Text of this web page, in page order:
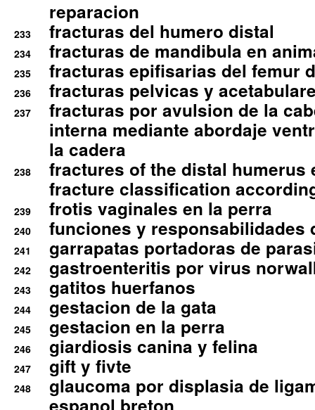
reparacion
233 fracturas del humero distal
234 fracturas de mandibula en
235 fracturas epifisarias del femur
236 fracturas pelvicas y
237
fracturas por avulsion de la
interna mediante abordaje
la cadera
238
fractures of the distal humerus
fracture classification
239 frotis vaginales en la perra
240 funciones y responsabilidades
241 garrapatas portadoras de
242 gastroenteritis por virus
243 gatitos huerfanos
244 gestacion de la gata
245 gestacion en la perra
246 giardiosis canina y felina
247 gift y fivte
248
glaucoma por displasia de
espanol breton